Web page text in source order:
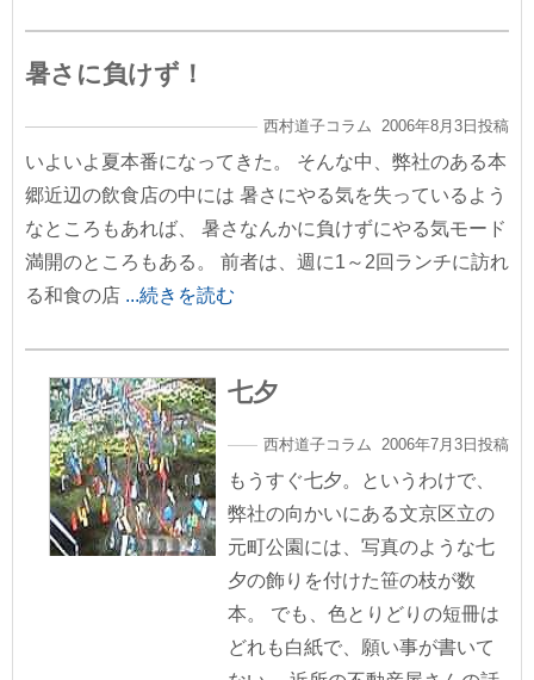
暑さに負けず！
西村道子コラム 2006年8月3日投稿
いよいよ夏本番になってきた。 そんな中、弊社のある本
郷近辺の飲食店の中には 暑さにやる気を失っているよう
なところもあれば、 暑さなんかに負けずにやる気モード
満開のところもある。 前者は、週に1～2回ランチに訪れ
る和食の店 ...続きを読む
七夕
西村道子コラム 2006年7月3日投稿
もうすぐ七夕。というわけで、
弊社の向かいにある文京区立の
元町公園には、写真のような七
夕の飾りを付けた笹の枝が数
本。 でも、色とりどりの短冊は
どれも白紙で、願い事が書いて